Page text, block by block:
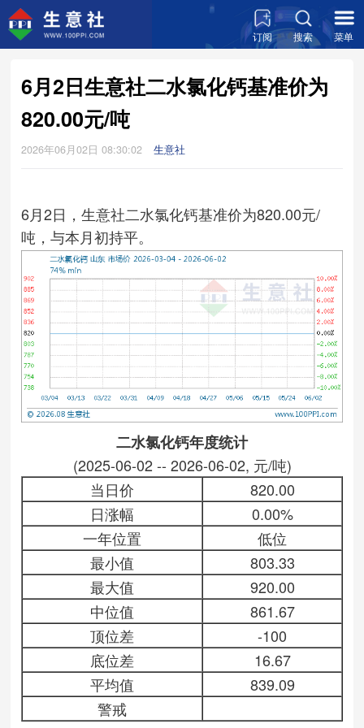
订阅 搜索 菜单
6月2日生意社二水氯化钙基准价为
820.00元/吨
2026年06月02日 08:30:02 生意社
6月2日，生意社二水氯化钙基准价为820.00元/
吨，与本月初持平。
二水氯化钙年度统计
(2025-06-02 -- 2026-06-02, 元/吨)
当日价
820.00
日涨幅
0.00%
一年位置
低位
最小值
803.33
最大值
920.00
中位值
861.67
顶位差
-100
底位差
16.67
平均值
839.09
警戒